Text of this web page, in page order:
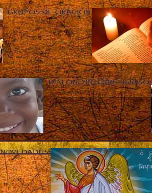
GRUPOS DE ORACIÓN
DIÁLOGO INTERRELIGIOSO
NOVEDADES